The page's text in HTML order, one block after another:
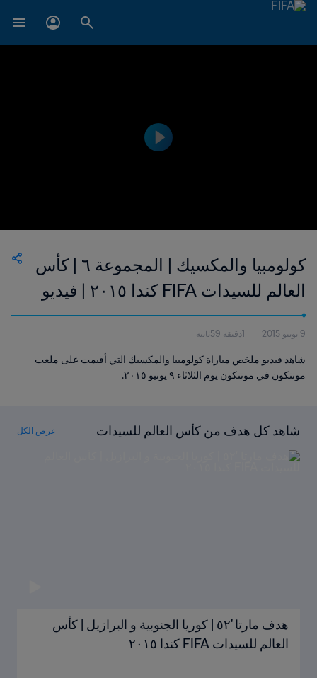
كولومبيا والمكسيك | المجموعة ٦ | كأس
العالم للسيدات FIFA كندا ٢٠١٥ | فيديو
ملخص
9 يونيو 2015 1دقيقة 59ثانية
شاهد فيديو ملخص مباراة كولومبيا والمكسيك التي أقيمت على ملعب
مونتكون في مونتكون يوم الثلاثاء ٩ يونيو ٢٠١٥.
شاهد كل هدف من كأس العالم للسيدات
FIFA كندا ٢٠١٥
عرض الكل
هدف مارتا '٥٢ | كوريا الجنوبية و البرازيل | كأس
العالم للسيدات FIFA كندا ٢٠١٥